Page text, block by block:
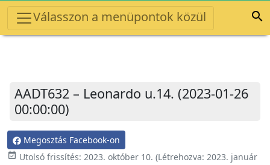
Válasszon a menüpontok közül 
AADT632 – Leonardo u.14. (2023-01-26
00:00:00)
Megosztás Facebook-on
event_available Utolsó frissítés: 2023. október 10. (Létrehozva: 2023. január